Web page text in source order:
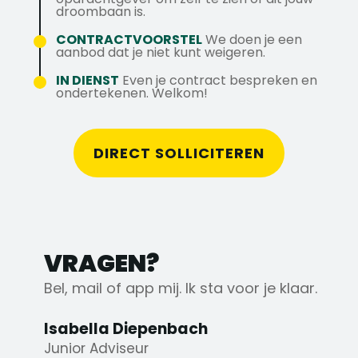
bieden hebben!
Meer weten over deze vacature of ons
bedrijf? Neem contact op met Isabella via
droombaan is.
CONTRACTVOORSTELWe doen je een
aanbod dat je niet kunt weigeren.
IN DIENST Even je contract bespreken en
ondertekenen. Welkom!
DIRECT SOLLICITEREN
VRAGEN?
Bel, mail of app mij. Ik sta voor je klaar.
Isabella Diepenbach
Junior Adviseur